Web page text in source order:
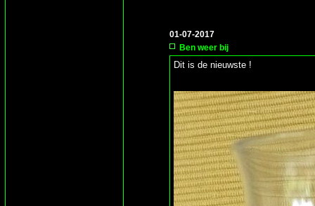
01-07-2017
Ben weer bij
Dit is de nieuwste !